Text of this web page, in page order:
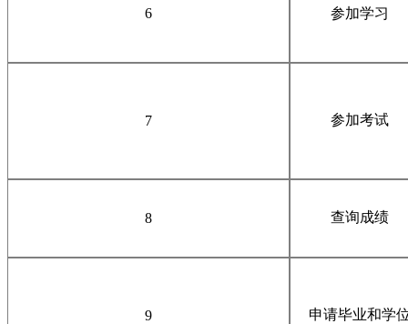
6 参加学习
7 参加考试
8 查询成绩
9 申请毕业和学